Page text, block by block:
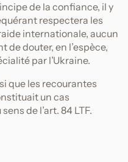
de la confiance, il y
respectera les
internationale, aucun
douter, en l’espèce,
par l’Ukraine.
que les recourantes
un cas
de l’art. 84 LTF.